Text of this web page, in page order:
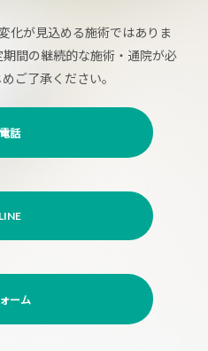
化が見込める施術ではありま
間の継続的な施術・通院が必
ご了承ください。
電話
LINE
ーム